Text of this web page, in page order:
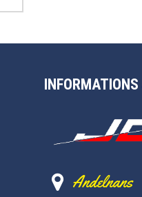
INFORMATIONS
Andelnans